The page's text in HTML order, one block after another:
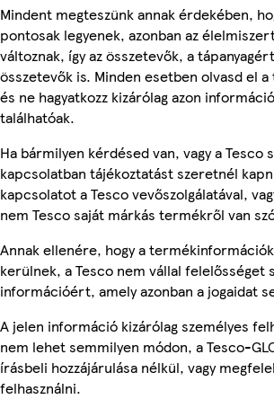
Mindent megteszünk annak érdekében,
pontosak legyenek, azonban az
változnak, így az összetevők, a
összetevők is. Minden esetben olvasd el
és ne hagyatkozz kizárólag azon
találhatóak.
Ha bármilyen kérdésed van, vagy a
kapcsolatban tájékoztatást szeretnél
kapcsolatot a Tesco vevőszolgálatával,
nem Tesco saját márkás termékről van
Annak ellenére, hogy a
kerülnek, a Tesco nem vállal felelősséget
információért, amely azonban a jogaidat
A jelen információ kizárólag személyes
nem lehet semmilyen módon, a Tesco-
írásbeli hozzájárulása nélkül, vagy
felhasználni.